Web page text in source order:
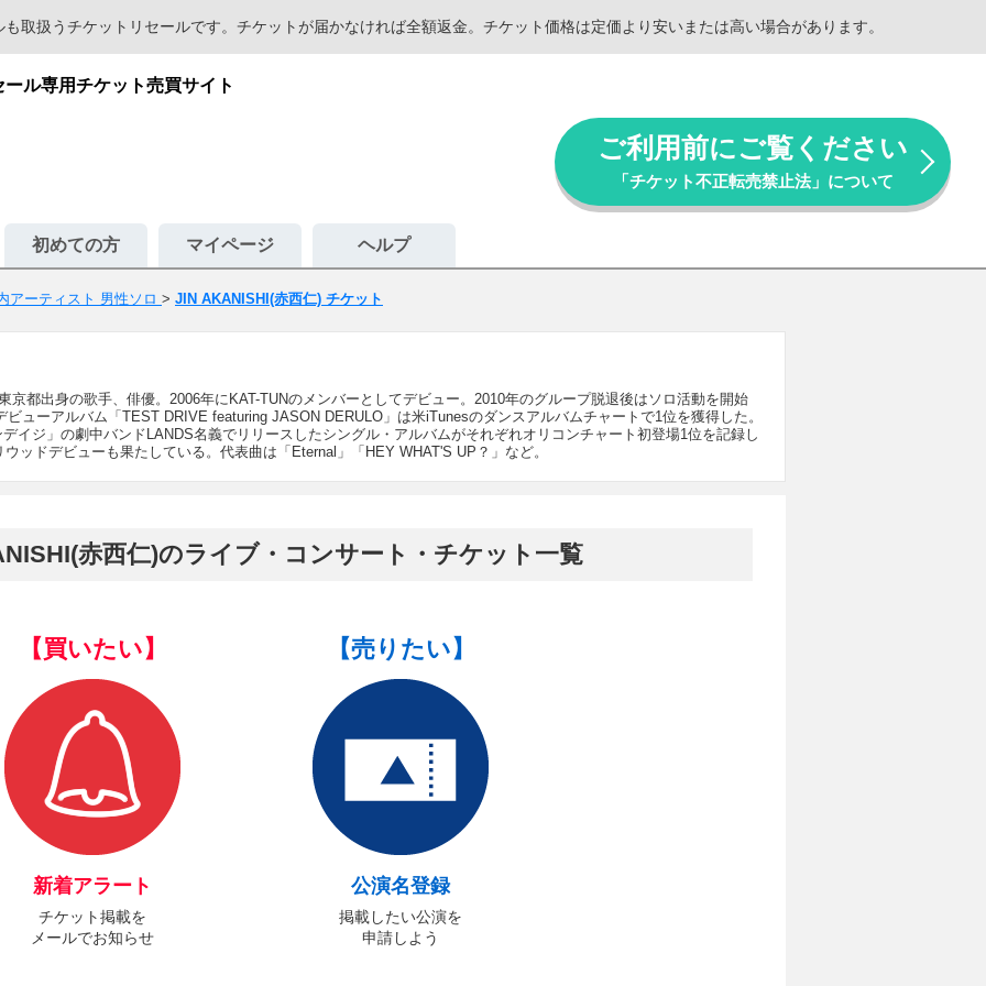
取扱うチケットリセールです。チケットが届かなければ全額返金。チケット価格は定価より安いまたは高い場合があります。
ル専用チケット売買サイト
ご利用前にご覧ください
「チケット不正転売禁止法」について
初めての方 マイページ ヘルプ
アーティスト 男性ソロ > JIN AKANISHI(赤西仁) チケット
京都出身の歌手、俳優。2006年にKAT-TUNのメンバーとしてデビュー。2010年のグループ脱退後はソロ活動を開始
ューアルバム「TEST DRIVE featuring JASON DERULO」は米iTunesのダンスアルバムチャートで1位を獲得した。
イジ」の劇中バンドLANDS名義でリリースしたシングル・アルバムがそれぞれオリコンチャート初登場1位を記録し
ッドデビューも果たしている。代表曲は「Eternal」「HEY WHAT'S UP？」など。
赤西仁)のライブ・コンサート・チケット一覧
【買いたい】
新着アラート
チケット掲載を
メールでお知らせ
【売りたい】
公演名登録
掲載したい公演を
申請しよう